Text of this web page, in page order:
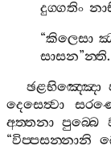
දුග‍්ගතිං
“කිලෙසා
සාසන”න‍්ති.
ඡළභිඤ‍්ඤො
දෙසෙත්‍වා
අත‍්තනා පුබ‍්බෙ
“විප‍්පසන‍්නානි